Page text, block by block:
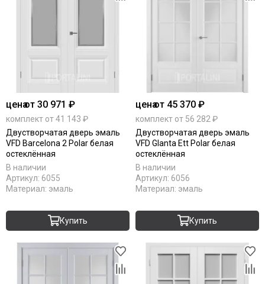
ценаот 30 971 ₽
комплект от 41 143 ₽
Двустворчатая дверь эмаль
VFD Barcelona 2 Polar белая
остеклённая
В наличии
Артикул: 6055
Материал: эмаль
Купить
ценаот 45 370 ₽
комплект от 56 282 ₽
Двустворчатая дверь эмаль
VFD Glanta Ett Polar белая
остеклённая
В наличии
Артикул: 6056
Материал: эмаль
Купить